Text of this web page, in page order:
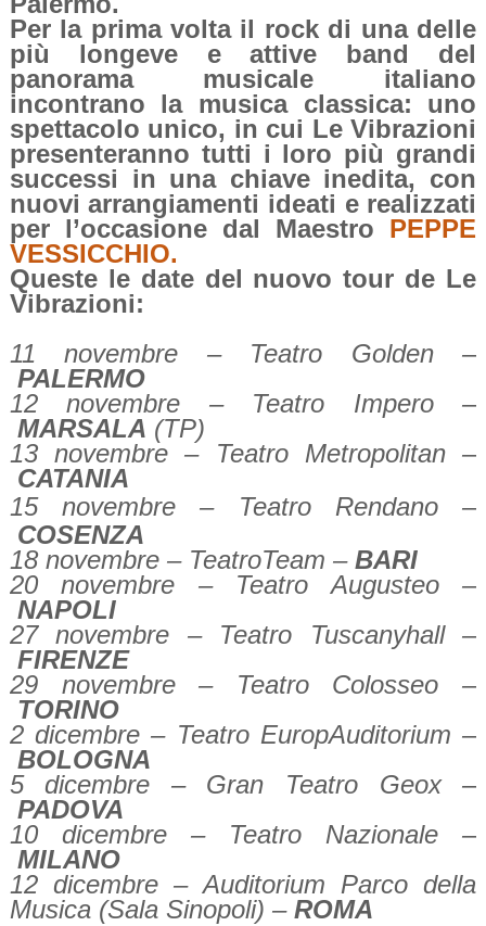
Per la prima volta il rock di una delle
più longeve e attive band del
panorama musicale italiano
incontrano la musica classica: uno
spettacolo unico, in cui Le Vibrazioni
presenteranno tutti i loro più grandi
successi in una chiave inedita, con
nuovi arrangiamenti ideati e realizzati
per l’occasione dal Maestro PEPPE
VESSICCHIO.
Queste le date del nuovo tour de Le
Vibrazioni:
11 novembre – Teatro Golden –
PALERMO
12 novembre – Teatro Impero –
MARSALA (TP)
13 novembre – Teatro Metropolitan –
CATANIA
15 novembre – Teatro Rendano –
COSENZA
18 novembre – TeatroTeam –BARI
20 novembre – Teatro Augusteo –
NAPOLI
27 novembre – Teatro Tuscanyhall –
FIRENZE
29 novembre – Teatro Colosseo –
TORINO
2 dicembre – Teatro EuropAuditorium –
BOLOGNA
5 dicembre – Gran Teatro Geox –
PADOVA
10 dicembre – Teatro Nazionale –
MILANO
12 dicembre – Auditorium Parco della
Musica (Sala Sinopoli) – ROMA